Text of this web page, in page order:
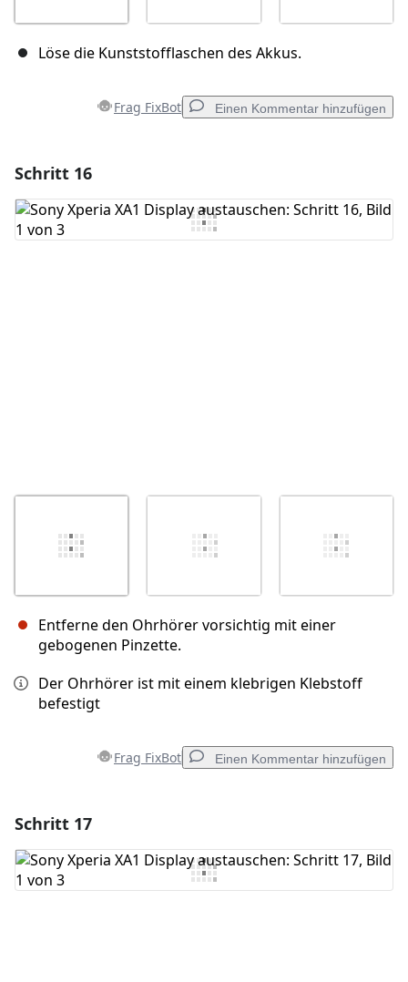
Löse die Kunststofflaschen des Akkus.
Frag FixBot Einen Kommentar hinzufügen
Kommentar hinzufügen
Schritt 16
Entferne den Ohrhörer vorsichtig mit einer
gebogenen Pinzette.
Der Ohrhörer ist mit einem klebrigen Klebstoff
befestigt
Frag FixBot Einen Kommentar hinzufügen
Kommentar hinzufügen
Schritt 17